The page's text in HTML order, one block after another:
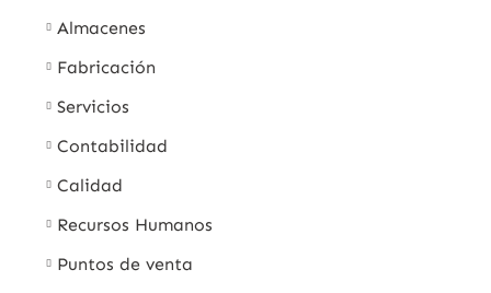
Almacenes
Fabricación
Servicios
Contabilidad
Calidad
Recursos Humanos
Puntos de venta